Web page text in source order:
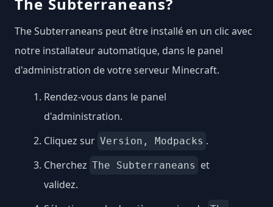
The Subterraneans?
The Subterraneans peut être installé en un clic avec
notre installateur automatique, dans le panel
d'administration de votre serveur Minecraft.
Rendez-vous dans le panel
d'administration.
Cliquez sur Version, Modpacks .
Cherchez The Subterraneans et
validez.